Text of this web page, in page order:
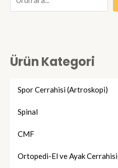
r
Ürün Kategori
Spor Cerrahisi (Artroskopi)
Spinal
CMF
Ortopedi-El ve Ayak Cerrahisi